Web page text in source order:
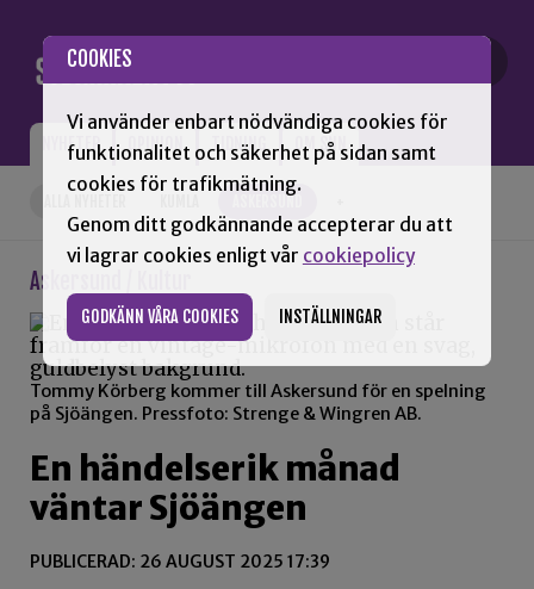
COOKIES
Vi använder enbart nödvändiga cookies för
funktionalitet och säkerhet på sidan samt
cookies för trafikmätning.
Genom ditt godkännande accepterar du att
vi lagrar cookies enligt vår cookiepolicy
GODKÄNN VÅRA COOKIES INSTÄLLNINGAR
NYHETER OPINION TIDNING OM SNN
ASKERSUND
Askersund / Kultur
Tommy Körberg kommer till Askersund för en spelning
på Sjöängen. Pressfoto: Strenge & Wingren AB.
En händelserik månad
väntar Sjöängen
PUBLICERAD: 26 AUGUST 2025 17:39